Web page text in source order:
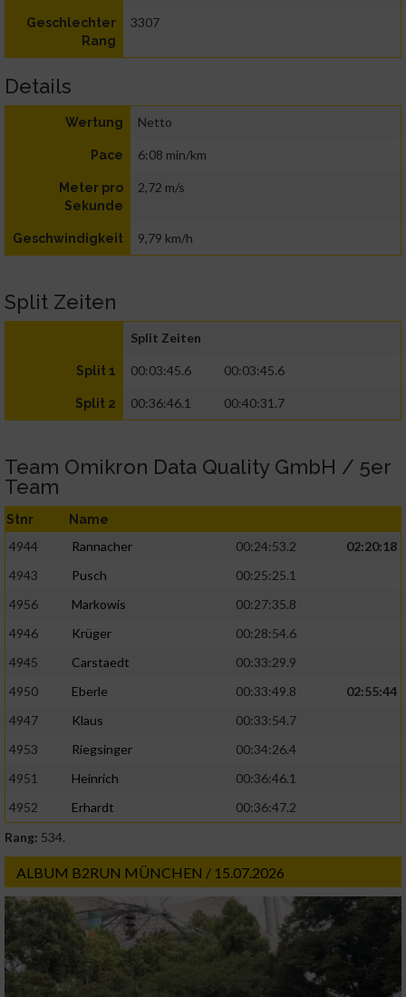
Geschlechter
Rang
3307
Details
Wertung Netto
Pace 6:08 min/km
Meter pro
Sekunde
2,72 m/s
Geschwindigkeit 9,79 km/h
Split Zeiten
Split Zeiten
Split 1 00:03:45.6 00:03:45.6
Split 2 00:36:46.1 00:40:31.7
Team Omikron Data Quality GmbH / 5er
Team
Stnr Name
4944 Rannacher 00:24:53.2
02:20:18
4943
Pusch
00:25:25.1
4956
Markowis
00:27:35.8
4946
Krüger
00:28:54.6
4945
Carstaedt
00:33:29.9
4950
Eberle 00:33:49.8
02:55:44
4947
Klaus
00:33:54.7
4953
Riegsinger
00:34:26.4
4951
Heinrich
00:36:46.1
4952
Erhardt
00:36:47.2
Rang: 534.
ALBUM B2RUN MÜNCHEN / 15.07.2026